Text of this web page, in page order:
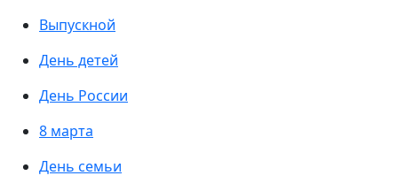
Выпускной
День детей
День России
8 марта
День семьи